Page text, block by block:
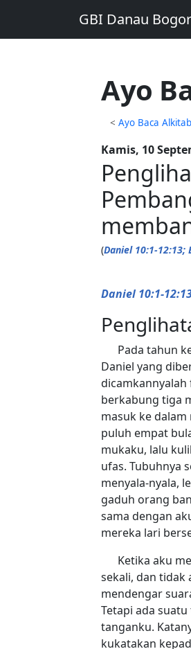
GBI Danau
Ayo
<Ayo Baca Alkitab
Kamis, 10
(Daniel 10:1-12:13;
Daniel 10:1-
Pada tahun
Daniel yang
berkabung tiga
masuk ke
puluh empat
mukaku, lalu
ufas. Tubuhnya
menyala-nyala,
gaduh orang
sama dengan
mereka lari
Ketika aku
sekali, dan tidak
mendengar
Tetapi ada
tanganku.
kukatakan